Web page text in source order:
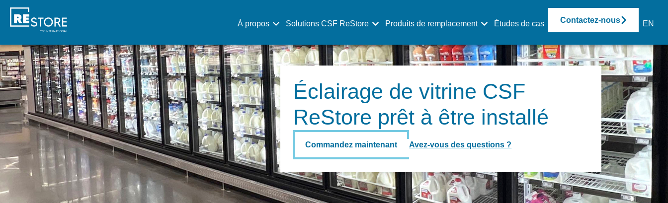
À propos Solutions CSF ReStore Produits de remplacement Études de cas Contactez-nous EN
Éclairage de vitrine CSF
ReStore prêt à être installé
Commandez maintenant Avez-vous des questions ?